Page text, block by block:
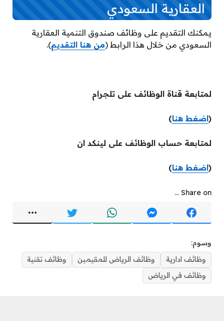
العقارية السعودي
يمكنك التقديم على وظائف صندوق التنمية العقارية
السعودي من خلال هذا الرابط (من هنا التقديم).
لمتابعة قناة الوظائف على تلجرام
(اضغط هنا)
لمتابعة حساب الوظائف على لينكد ان
(اضغط هنا)
Share on ...
وسوم:
وظائف ادارية
وظائف الرياض للمقيمين
وظائف تقنية
وظائف في الرياض